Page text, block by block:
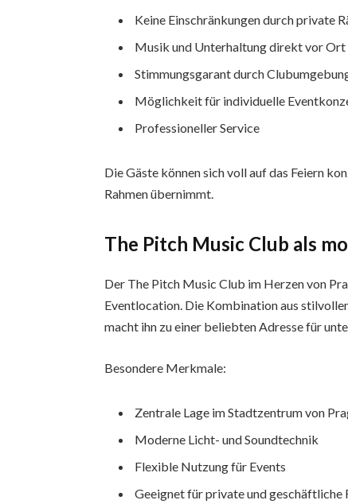
Keine Einschränkungen durch private
Musik und Unterhaltung direkt vor Ort
Stimmungsgarant durch
Möglichkeit für individuelle
Professioneller Service
Die Gäste können sich voll auf das Feiern
Rahmen übernimmt.
The Pitch Music Club als
Der The Pitch Music Club im Herzen von
Eventlocation. Die Kombination aus
macht ihn zu einer beliebten Adresse für
Besondere Merkmale:
Zentrale Lage im Stadtzentrum von
Moderne Licht- und Soundtechnik
Flexible Nutzung für Events
Geeignet für private und geschäftliche